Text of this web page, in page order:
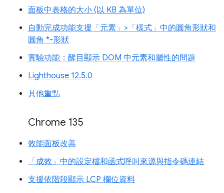
面板中表格的大小 (以 KB 為單位)
自動完成功能支援「元素」>「樣式」中的圓角形狀和
圓角 *-形狀
實驗功能：醒目顯示 DOM 中元素和屬性的問題
Lighthouse 12.5.0
其他重點
Chrome 135
效能面板改善
「成效」中的設定檔和函式呼叫來源與指令碼連結
支援依階段顯示 LCP 欄位資料